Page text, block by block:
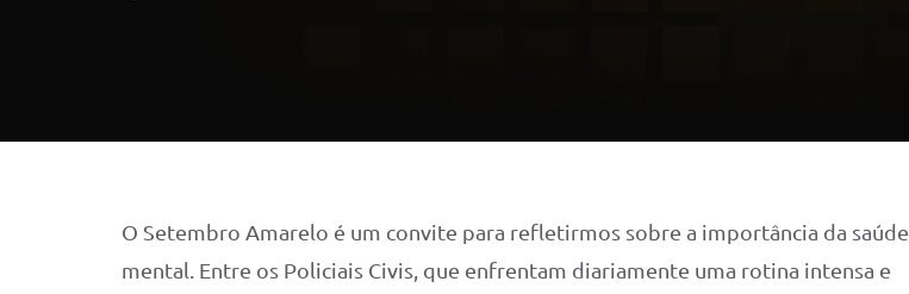
O Setembro Amarelo é um convite para refletirmos sobre a importância da saúde
mental. Entre os Policiais Civis, que enfrentam diariamente uma rotina intensa e